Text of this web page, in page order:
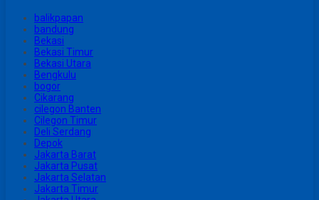
balikpapan
bandung
Bekasi
Bekasi Timur
Bekasi Utara
Bengkulu
bogor
Cikarang
cilegon Banten
Cilegon Timur
Deli Serdang
Depok
Jakarta Barat
Jakarta Pusat
Jakarta Selatan
Jakarta Timur